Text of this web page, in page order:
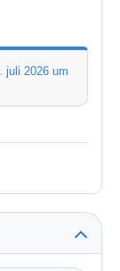
juli 2026 um